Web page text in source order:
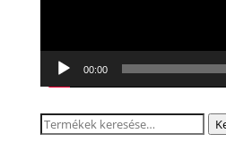
00:00
Keresés